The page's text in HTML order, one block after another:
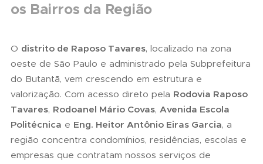
os Bairros da Região
O distrito de Raposo Tavares, localizado na zona
oeste de São Paulo e administrado pela Subprefeitura
do Butantã, vem crescendo em estrutura e
valorização. Com acesso direto pela Rodovia Raposo
Tavares, Rodoanel Mário Covas, Avenida Escola
Politécnica e Eng. Heitor Antônio Eiras Garcia, a
região concentra condomínios, residências, escolas e
empresas que contratam nossos serviços de